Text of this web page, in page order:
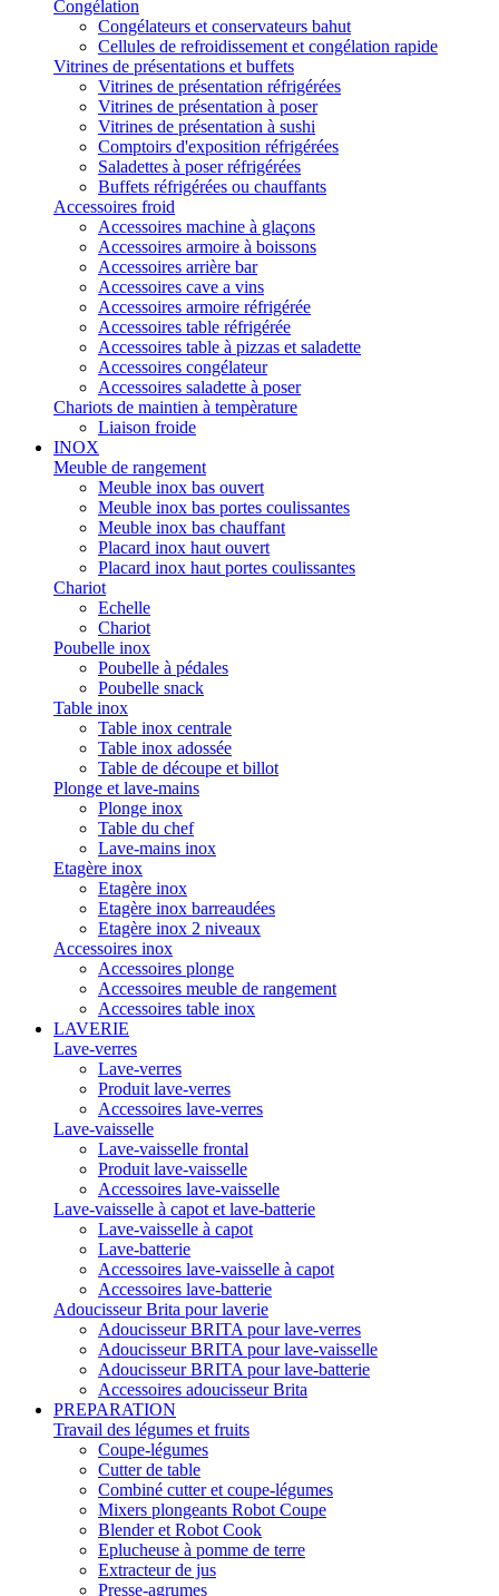
Congélation
Congélateurs et conservateurs bahut
Cellules de refroidissement et congélation rapide
Vitrines de présentations et buffets
Vitrines de présentation réfrigérées
Vitrines de présentation à poser
Vitrines de présentation à sushi
Comptoirs d'exposition réfrigérées
Saladettes à poser réfrigérées
Buffets réfrigérées ou chauffants
Accessoires froid
Accessoires machine à glaçons
Accessoires armoire à boissons
Accessoires arrière bar
Accessoires cave a vins
Accessoires armoire réfrigérée
Accessoires table réfrigérée
Accessoires table à pizzas et saladette
Accessoires congélateur
Accessoires saladette à poser
Chariots de maintien à tempèrature
Liaison froide
INOX
Meuble de rangement
Meuble inox bas ouvert
Meuble inox bas portes coulissantes
Meuble inox bas chauffant
Placard inox haut ouvert
Placard inox haut portes coulissantes
Chariot
Echelle
Chariot
Poubelle inox
Poubelle à pédales
Poubelle snack
Table inox
Table inox centrale
Table inox adossée
Table de découpe et billot
Plonge et lave-mains
Plonge inox
Table du chef
Lave-mains inox
Etagère inox
Etagère inox
Etagère inox barreaudées
Etagère inox 2 niveaux
Accessoires inox
Accessoires plonge
Accessoires meuble de rangement
Accessoires table inox
LAVERIE
Lave-verres
Lave-verres
Produit lave-verres
Accessoires lave-verres
Lave-vaisselle
Lave-vaisselle frontal
Produit lave-vaisselle
Accessoires lave-vaisselle
Lave-vaisselle à capot et lave-batterie
Lave-vaisselle à capot
Lave-batterie
Accessoires lave-vaisselle à capot
Accessoires lave-batterie
Adoucisseur Brita pour laverie
Adoucisseur BRITA pour lave-verres
Adoucisseur BRITA pour lave-vaisselle
Adoucisseur BRITA pour lave-batterie
Accessoires adoucisseur Brita
PREPARATION
Travail des légumes et fruits
Coupe-légumes
Cutter de table
Combiné cutter et coupe-légumes
Mixers plongeants Robot Coupe
Blender et Robot Cook
Eplucheuse à pomme de terre
Extracteur de jus
Presse-agrumes